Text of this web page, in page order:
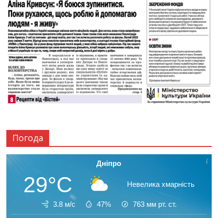
Погода
Дніпро
29°C Невелика хмарність
3.8 м/с 47% 763 мм рт. ст.